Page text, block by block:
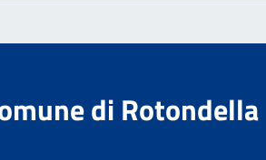
di Rotondella